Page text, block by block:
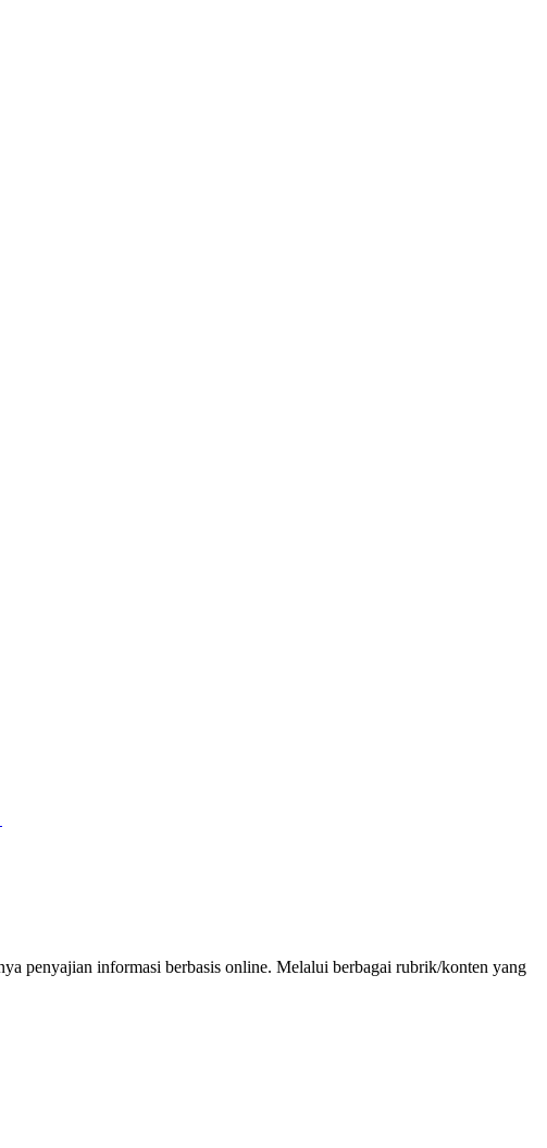
penyajian informasi berbasis online. Melalui berbagai rubrik/konten yang